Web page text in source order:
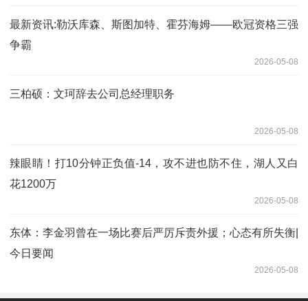
最新资讯:勒沃库森、斯图加特、霍芬海姆——欧冠资格三强
争霸
2026-05-08
三柏硕：文珂辞去公司总经理职务
2026-05-08
辣眼睛！打10分钟正负值-14，攻不进也防不住，湖人又白
花1200万
2026-05-08
东体：李金羽曾在一场比赛后严厉斥责外援；心态有所失衡|
今日要闻
2026-05-08